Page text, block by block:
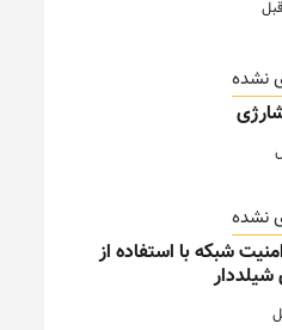
نشده
نشده
شبکه با استفاده از